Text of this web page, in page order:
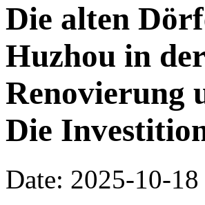
Die alten
Huzhou in
Renovierung
Die
Date: 2025-10-18